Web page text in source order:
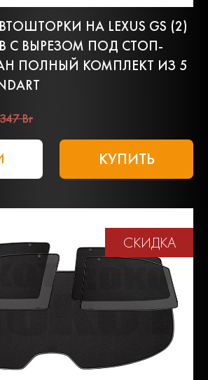
НА LEXUS GS (2)
С ВЫРЕЗОМ ПОД СТОП-
ПОЛНЫЙ КОМПЛЕКТ ИЗ 5
347 Br
КУПИТЬ
СКИДКА